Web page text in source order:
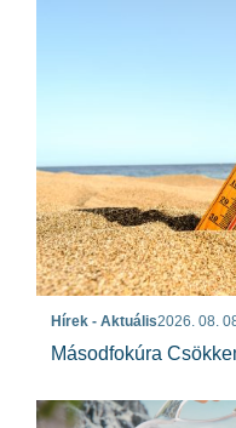
Hírek - Aktuális2026. 08.
Másodfokúra